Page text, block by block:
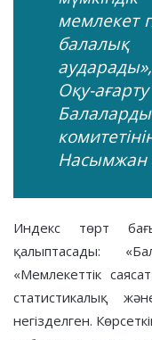
мемлекет
балалық
Оқу-
Насымжан
Индекс төрт
қалыптасады:
«Мемлекеттік
статистикалық
негізделген.